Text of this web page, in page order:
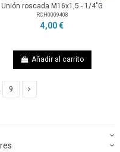
Unión roscada M16x1,5 - 1/4"G
RCH0009408
4,00 €
Añadir al carrito
9